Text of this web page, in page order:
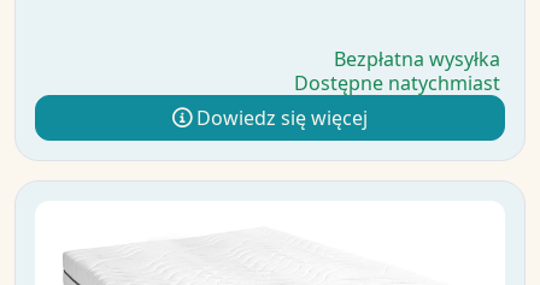
Bezpłatna wysyłka
Dostępne natychmiast
Dowiedz się więcej